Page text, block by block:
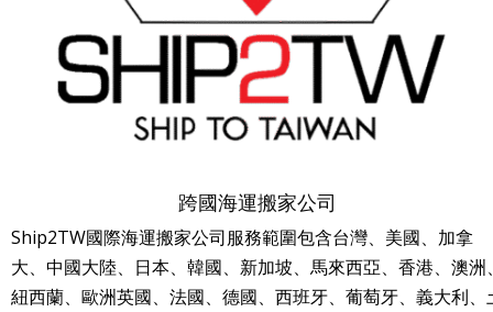
跨國海運搬家公司
Ship2TW國際海運搬家公司服務範圍包含台灣、美國、加拿
大、中國大陸、日本、韓國、新加坡、馬來西亞、香港、澳洲
紐西蘭、歐洲英國、法國、德國、西班牙、葡萄牙、義大利、